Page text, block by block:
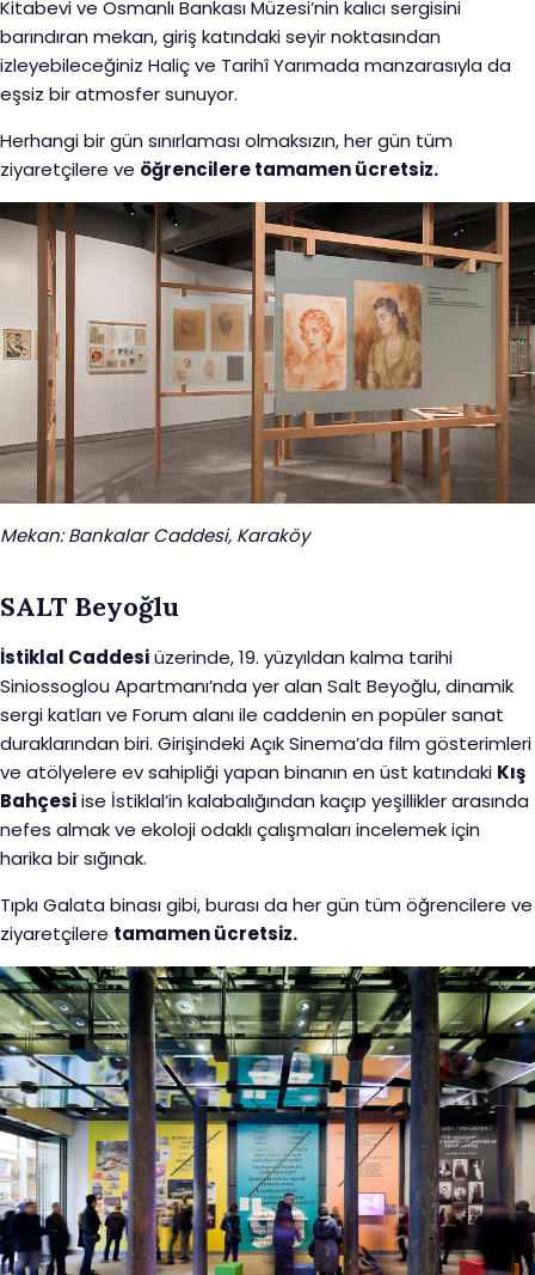
Kitabevi ve Osmanlı Bankası Müzesi’nin kalıcı sergisini
barındıran mekan, giriş katındaki seyir noktasından
izleyebileceğiniz Haliç ve Tarihî Yarımada manzarasıyla da
eşsiz bir atmosfer sunuyor.
Herhangi bir gün sınırlaması olmaksızın, her gün tüm
ziyaretçilere ve öğrencilere tamamen ücretsiz.
Mekan: Bankalar Caddesi, Karaköy
SALT Beyoğlu
İstiklal Caddesiüzerinde, 19. yüzyıldan kalma tarihi
Siniossoglou Apartmanı’nda yer alan Salt Beyoğlu, dinamik
sergi katları ve Forum alanı ile caddenin en popüler sanat
duraklarından biri. Girişindeki Açık Sinema’da film gösterimleri
ve atölyelere ev sahipliği yapan binanın en üst katındaki Kış
Bahçesiise İstiklal’in kalabalığından kaçıp yeşillikler arasında
nefes almak ve ekoloji odaklı çalışmaları incelemek için
harika bir sığınak.
Tıpkı Galata binası gibi, burası da her gün tüm öğrencilere ve
ziyaretçilere tamamen ücretsiz.